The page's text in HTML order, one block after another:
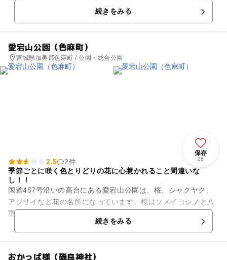
続きをみる
愛宕山公園（色麻町）
宮城県加美郡色麻町 / 公園・総合公園
保存
26
2.5
2件
季節ごとに咲く色とりどりの花に心惹かれること間違いな
し！！
国道457号沿いの高台にある愛宕山公園は、桜、シャクヤク、
アジサイなど花の名所になっています。桜はソメイヨシノと八
重桜がそれぞれ80本あり、咲き頃には大勢の人出となります。
初夏にはアジサイ数万本...続きをみる
おかっぱ様（磯良神社）